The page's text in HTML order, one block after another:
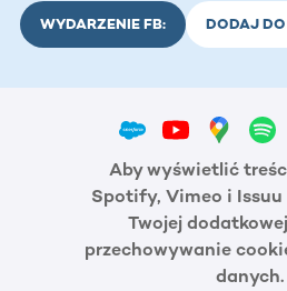
WYDARZENIE FB: DODAJ
Aby wyświetlić
Spotify, Vimeo i
Twojej
przechowywanie
danych.